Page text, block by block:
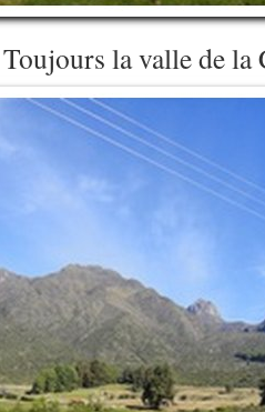
Toujours la valle de la